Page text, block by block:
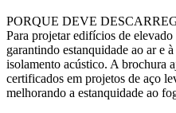
PORQUE DEVE
Para projetar edifícios de
garantindo estanquidade ao ar e
isolamento acústico. A brochura
certificados em projetos de aço
melhorando a estanquidade ao